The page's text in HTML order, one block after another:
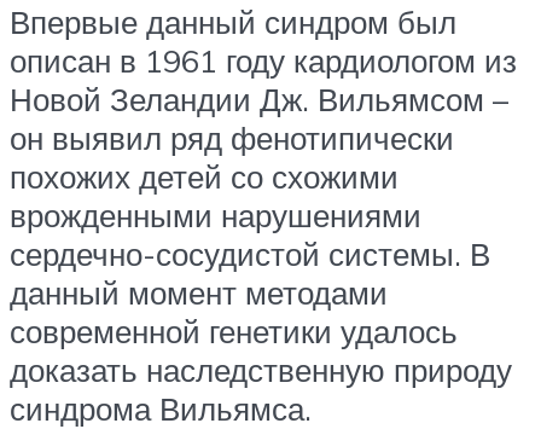
Впервые данный синдром был
описан в 1961 году кардиологом из
Новой Зеландии Дж. Вильямсом –
он выявил ряд фенотипически
похожих детей со схожими
врожденными нарушениями
сердечно-сосудистой системы. В
данный момент методами
современной генетики удалось
доказать наследственную природу
синдрома Вильямса.